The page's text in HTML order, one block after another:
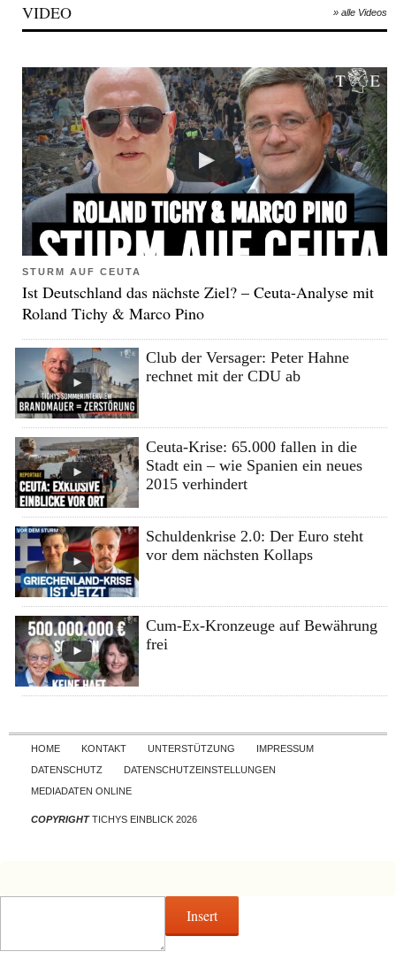
VIDEO » alle Videos
STURM AUF CEUTA
Ist Deutschland das nächste Ziel? – Ceuta-Analyse mit
Roland Tichy & Marco Pino
Club der Versager: Peter Hahne
rechnet mit der CDU ab
Ceuta-Krise: 65.000 fallen in die
Stadt ein – wie Spanien ein neues
2015 verhindert
Schuldenkrise 2.0: Der Euro steht
vor dem nächsten Kollaps
Cum-Ex-Kronzeuge auf Bewährung
frei
Skip to content
HOME KONTAKT UNTERSTÜTZUNG
IMPRESSUM
DATENSCHUTZ
DATENSCHUTZEINSTELLUNGEN
MEDIADATEN ONLINE
COPYRIGHTTICHYS EINBLICK 2026
Insert